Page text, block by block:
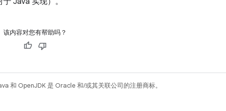
该内容对您有帮助吗？
和 OpenJDK 是 Oracle 和/或其关联公司的注册商标。